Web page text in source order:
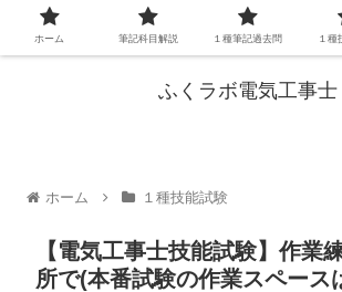
ふくラボ電気工事士
ホーム １種技能試験
【電気工事士技能試験】作業
所で(本番試験の作業スペース
ホーム 筆記科目解説 １種筆記過去問 １種